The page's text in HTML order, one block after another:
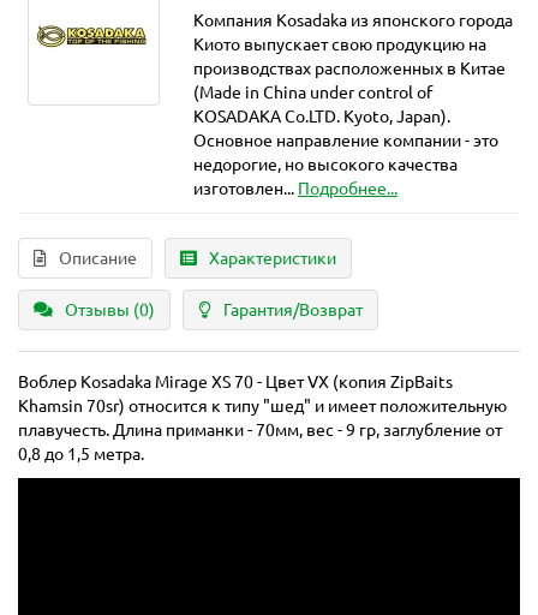
Компания Kosadaka из японского города
Киото выпускает свою продукцию на
производствах расположенных в Китае
(Made in China under control of
KOSADAKA Co.LTD. Kyoto, Japan).
Основное направление компании - это
недорогие, но высокого качества
изготовлен... Подробнее...
Описание Характеристики
Отзывы (0) Гарантия/Возврат
Воблер Kosadaka Mirage XS 70 - Цвет VX (копия ZipBaits
Khamsin 70sr) относится к типу "шед" и имеет положительную
плавучесть. Длина приманки - 70мм, вес - 9 гр, заглубление от
0,8 до 1,5 метра.